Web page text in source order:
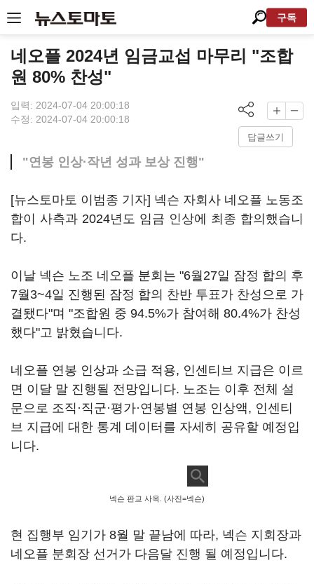
구독
네오플 2024년 임금교섭 마무리 "조합
원 80% 찬성"
입력: 2024-07-04 20:00:18
수정: 2024-07-04 20:00:18
답글쓰기
"연봉 인상·작년 성과 보상 진행"
[뉴스토마토 이범종 기자] 넥슨 자회사 네오플 노동조
합이 사측과 2024년도 임금 인상에 최종 합의했습니
다.
이날 넥슨 노조 네오플 분회는 "6월27일 잠정 합의 후
7월3~4일 진행된 잠정 합의 찬반 투표가 찬성으로 가
결됐다"며 "조합원 중 94.5%가 참여해 80.4%가 찬성
했다"고 밝혔습니다.
네오플 연봉 인상과 소급 적용, 인센티브 지급은 이르
면 이달 말 진행될 전망입니다. 노조는 이후 전체 설
문으로 조직·직군·평가·연봉별 연봉 인상액, 인센티
브 지급에 대한 통계 데이터를 자세히 공유할 예정입
니다.
넥슨 판교 사옥. (사진=넥슨)
현 집행부 임기가 8월 말 끝남에 따라, 넥슨 지회장과
네오플 분회장 선거가 다음달 진행 될 예정입니다.